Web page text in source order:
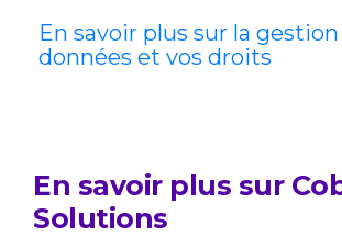
En savoir plus sur la
données et vos droits
En savoir plus sur
Solutions